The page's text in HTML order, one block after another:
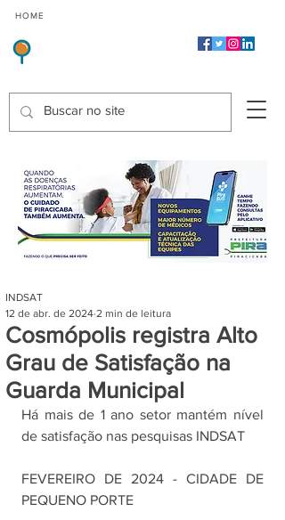
HOME
Cosmópolis registra Alto
Grau de Satisfação na
Guarda Municipal
INDSAT
12 de abr. de 2024 2 min de leitura
Há mais de 1 ano setor mantém nível
de satisfação nas pesquisas INDSAT
FEVEREIRO DE 2024 - CIDADE DE
PEQUENO PORTE